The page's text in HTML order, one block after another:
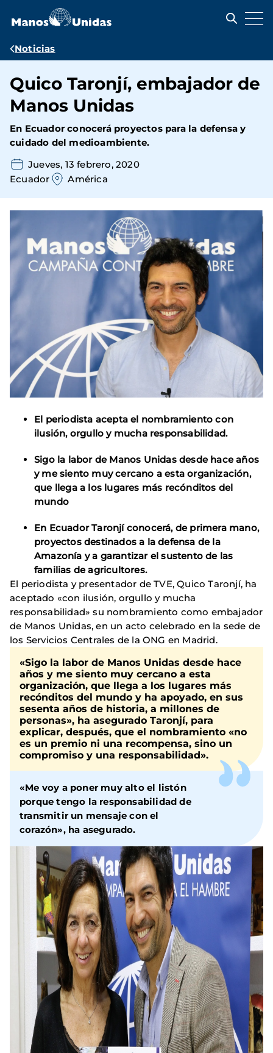
contenido
Ruta
navegación
Noticias
Quico Taronjí, embajador de
Manos Unidas
En Ecuador conocerá proyectos para la defensa y
cuidado del medioambiente.
Jueves, 13 febrero, 2020
Ecuador
América
El periodista acepta el nombramiento con
ilusión, orgullo y mucha responsabilidad.
Sigo la labor de Manos Unidas desde hace años
y me siento muy cercano a esta organización,
que llega a los lugares más recónditos del
mundo
En Ecuador Taronjí conocerá, de primera mano,
proyectos destinados a la defensa de la
Amazonía y a garantizar el sustento de las
familias de agricultores.
El periodista y presentador de TVE, Quico Taronjí, ha
aceptado «con ilusión, orgullo y mucha
responsabilidad» su nombramiento como embajador
de Manos Unidas, en un acto celebrado en la sede de
los Servicios Centrales de la ONG en Madrid.
«Sigo la labor de Manos Unidas desde hace
años y me siento muy cercano a esta
organización, que llega a los lugares más
recónditos del mundo y ha apoyado, en sus
sesenta años de historia, a millones de
personas», ha asegurado Taronjí, para
explicar, después, que el nombramiento «no
es un premio ni una recompensa, sino un
compromiso y una responsabilidad».
«Me voy a poner muy alto el listón
porque tengo la responsabilidad de
transmitir un mensaje con el
corazón», ha asegurado.